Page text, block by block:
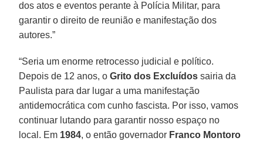
dos atos e eventos perante à Polícia Militar, para
garantir o direito de reunião e manifestação dos
autores.”
“Seria um enorme retrocesso judicial e político.
Depois de 12 anos, oGrito dos Excluídos sairia da
Paulista para dar lugar a uma manifestação
antidemocrática com cunho fascista. Por isso, vamos
continuar lutando para garantir nosso espaço no
local. Em 1984, o então governador Franco Montoro